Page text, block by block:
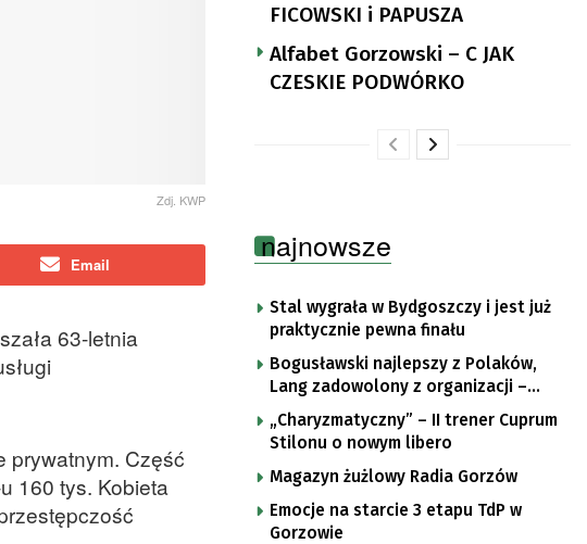
Zdj. KWP
Email
63-letnia
prywatnym. Część
160 tys. Kobieta
FICOWSKI i PAPUSZA
Alfabet Gorzowski – C JAK
CZESKIE PODWÓRKO
najnowsze
Stal wygrała w Bydgoszczy i jest już
praktycznie pewna finału
Bogusławski najlepszy z Polaków,
Lang zadowolony z organizacji –
komentarze po trzecim etapie Tour
de Pologne
„Charyzmatyczny” – II trener Cuprum
Stilonu o nowym libero
Magazyn żużlowy Radia Gorzów
Emocje na starcie 3 etapu TdP w
Gorzowie